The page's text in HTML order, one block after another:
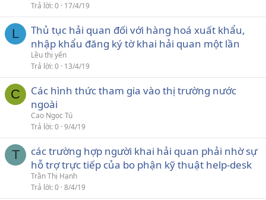
Trả lời 0 17/4/19
L
Thủ tục hải quan đối với hàng hoá xuất khẩu,
nhập khẩu đăng ký tờ khai hải quan một lần
Lều thị yến
Trả lời 0 13/4/19
C
Các hình thức tham gia vào thị trường nước
ngoài
Cao Ngọc Tú
Trả lời 0 9/4/19
T
các trường hợp người khai hải quan phải nhờ sự
hỗ trợ trực tiếp của bo phận kỹ thuật help-desk
Trần Thị Hạnh
Trả lời 0 8/4/19